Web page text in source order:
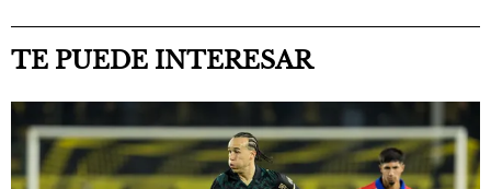
TE PUEDE INTERESAR